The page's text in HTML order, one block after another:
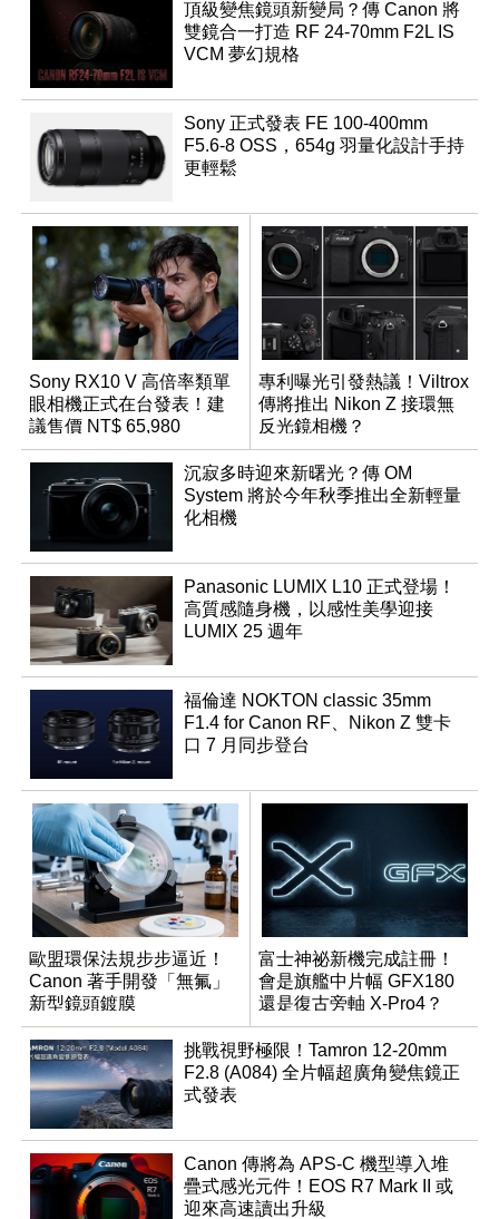
頂級變焦鏡頭新變局？傳 Canon 將
雙鏡合一打造 RF 24-70mm F2L IS
VCM 夢幻規格
Sony 正式發表 FE 100-400mm
F5.6-8 OSS，654g 羽量化設計手持
更輕鬆
Sony RX10 V 高倍率類單
眼相機正式在台發表！建
議售價 NT$ 65,980
專利曝光引發熱議！Viltrox
傳將推出 Nikon Z 接環無
反光鏡相機？
沉寂多時迎來新曙光？傳 OM
System 將於今年秋季推出全新輕量
化相機
Panasonic LUMIX L10 正式登場！
高質感隨身機，以感性美學迎接
LUMIX 25 週年
福倫達 NOKTON classic 35mm
F1.4 for Canon RF、Nikon Z 雙卡
口 7 月同步登台
歐盟環保法規步步逼近！
Canon 著手開發「無氟」
新型鏡頭鍍膜
富士神祕新機完成註冊！
會是旗艦中片幅 GFX180
還是復古旁軸 X-Pro4？
挑戰視野極限！Tamron 12-20mm
F2.8 (A084) 全片幅超廣角變焦鏡正
式發表
Canon 傳將為 APS-C 機型導入堆
疊式感光元件！EOS R7 Mark II 或
迎來高速讀出升級